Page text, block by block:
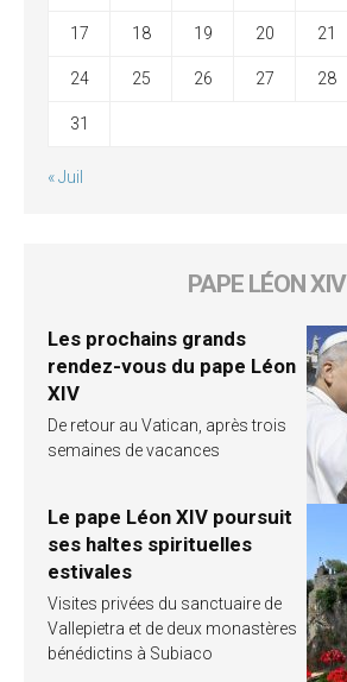
17 18 19 20 21
24 25 26 27 28
31
« Juil
PAPE LÉON XIV
Les prochains grands
rendez-vous du pape Léon
XIV
De retour au Vatican, après trois
semaines de vacances
Le pape Léon XIV poursuit
ses haltes spirituelles
estivales
Visites privées du sanctuaire de
Vallepietra et de deux monastères
bénédictins à Subiaco